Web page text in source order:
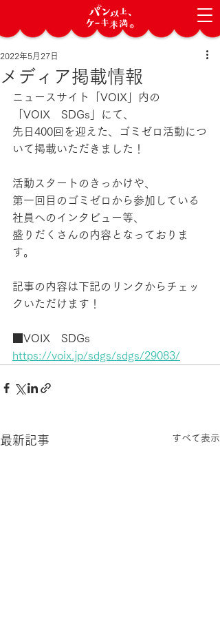
メディア掲載情報
2022年5月27日
ニュースサイト「VOIX」内の
「VOIX　SDGs」にて、
先日400回を迎えた、ゴミゼロ活動につ
いて掲載いただきました！
活動スタートのきっかけや、
第一回目のゴミゼロから参加している
社員へのインタビュー等、
盛りだくさんの内容となっておりま
す。
記事の内容は下記のリンクからチェッ
クいただけます！
■VOIX　SDGs
https://voix.jp/sdgs/sdgs/29083/
最新記事 すべて表示